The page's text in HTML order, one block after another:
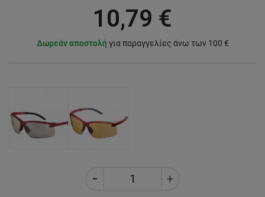
10,79 €
Δωρεάν αποστολή για παραγγελίες άνω των 100 €